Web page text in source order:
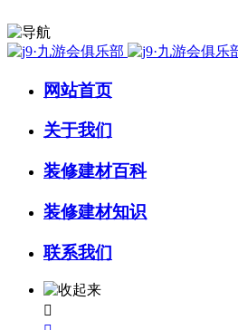
网站首页
关于我们
装修建材百科
装修建材知识
联系我们
